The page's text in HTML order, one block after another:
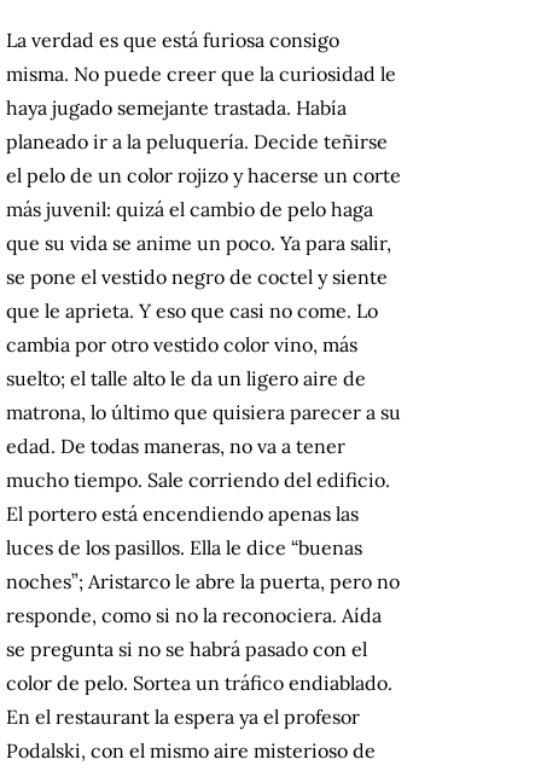
La verdad es que está furiosa consigo
misma. No puede creer que la curiosidad le
haya jugado semejante trastada. Había
planeado ir a la peluquería. Decide teñirse
el pelo de un color rojizo y hacerse un corte
más juvenil: quizá el cambio de pelo haga
que su vida se anime un poco. Ya para salir,
se pone el vestido negro de coctel y siente
que le aprieta. Y eso que casi no come. Lo
cambia por otro vestido color vino, más
suelto; el talle alto le da un ligero aire de
matrona, lo último que quisiera parecer a su
edad. De todas maneras, no va a tener
mucho tiempo. Sale corriendo del edificio.
El portero está encendiendo apenas las
luces de los pasillos. Ella le dice “buenas
noches”; Aristarco le abre la puerta, pero no
responde, como si no la reconociera. Aída
se pregunta si no se habrá pasado con el
color de pelo. Sortea un tráfico endiablado.
En el restaurant la espera ya el profesor
Podalski, con el mismo aire misterioso de